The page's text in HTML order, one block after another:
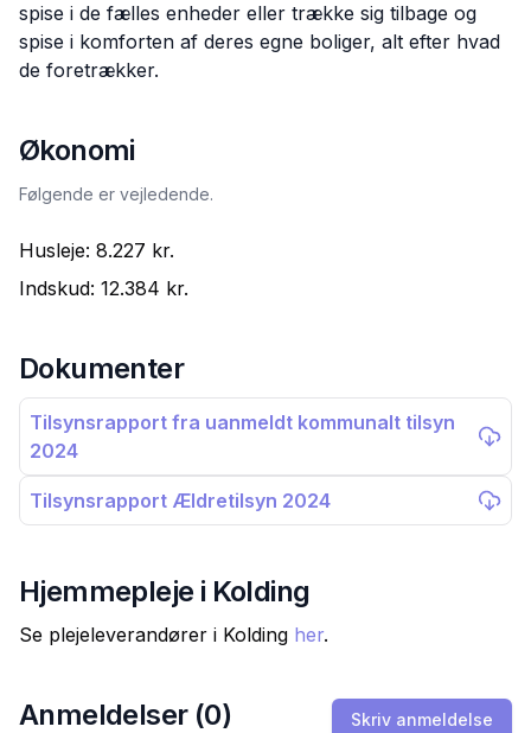
spise i de fælles enheder eller trække sig tilbage og
spise i komforten af deres egne boliger, alt efter hvad
de foretrækker.
Økonomi
Følgende er vejledende.
Husleje: 8.227 kr.
Indskud: 12.384 kr.
Dokumenter
Tilsynsrapport fra uanmeldt kommunalt tilsyn
2024
Tilsynsrapport Ældretilsyn 2024
Hjemmepleje i Kolding
Se plejeleverandører i Kolding her.
Anmeldelser (0) Skriv anmeldelse